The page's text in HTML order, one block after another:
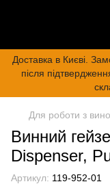
Доставка в Києві.
після
Для роботи з
Винний
Dispenser,
Артикул: 119-952-01